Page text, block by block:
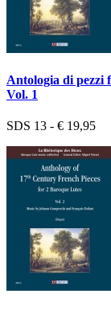
Antologia di pezzi
Vol. 1
SDS 13 - € 19,95